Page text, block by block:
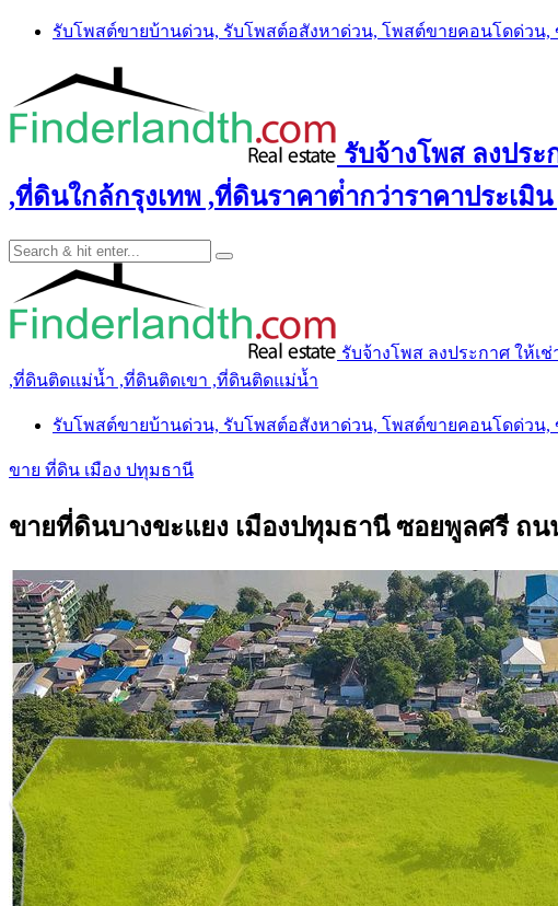
Skip
รับโพสต์ขายบ้านด่วน, รับโพสต์อสังหาด่วน, โพสต์ขายคอนโดด่วน,
รับจ้างโพส ลงปร
,ที่ดินใกล้กรุงเทพ ,ที่ดินราคาต่ํากว่าราคาประเ
รับจ้างโพส ลงประกาศ ให้
,ที่ดินติดแม่น้ำ ,ที่ดินติดเขา ,ที่ดินติดแม่น้ำ
รับโพสต์ขายบ้านด่วน, รับโพสต์อสังหาด่วน, โพสต์ขายคอนโดด่วน,
ขาย ที่ดิน เมือง ปทุมธานี
ขายที่ดินบางขะแยง เมืองปทุมธานี ซอยพูลศรี ถน